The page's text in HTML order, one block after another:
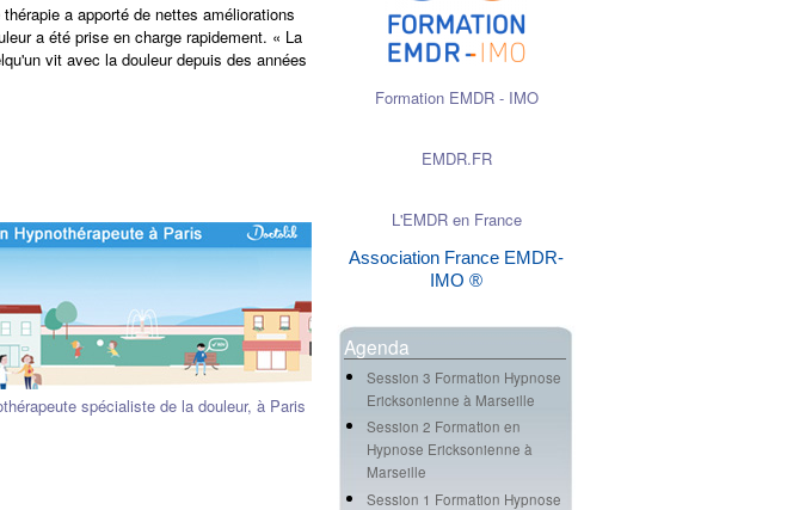
a apporté de nettes améliorations
a été prise en charge rapidement. « La
vit avec la douleur depuis des années
spécialiste de la douleur, à Paris
Formation EMDR - IMO
EMDR.FR
L'EMDR en France
Association France EMDR-
IMO ®
Agenda
Session 3 Formation Hypnose
Ericksonienne à Marseille
Session 2 Formation en
Hypnose Ericksonienne à
Marseille
Session 1 Formation Hypnose